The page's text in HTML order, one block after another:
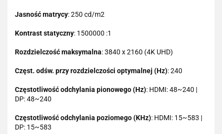
Jasność matrycy: 250 cd/m2
Kontrast statyczny: 1500000 :1
Rozdzielczość maksymalna: 3840 x 2160 (4K UHD)
Częst. odśw. przy rozdzielczości optymalnej (Hz): 240
Częstotliwość odchylania pionowego (Hz): HDMI: 48~240 |
DP: 48~240
Częstotliwość odchylania poziomego (KHz): HDMI: 15~583 |
DP: 15~583